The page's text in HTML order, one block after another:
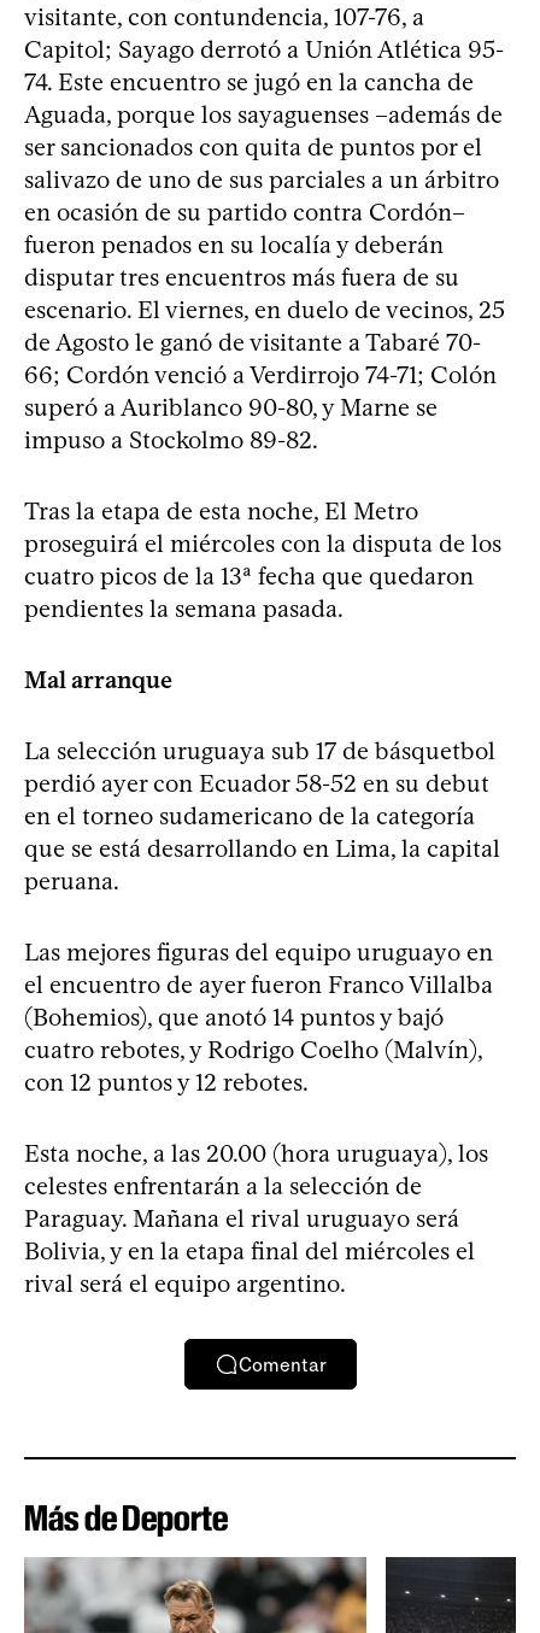
visitante, con contundencia, 107-76, a
Capitol; Sayago derrotó a Unión Atlética 95-
74. Este encuentro se jugó en la cancha de
Aguada, porque los sayaguenses –además de
ser sancionados con quita de puntos por el
salivazo de uno de sus parciales a un árbitro
en ocasión de su partido contra Cordón–
fueron penados en su localía y deberán
disputar tres encuentros más fuera de su
escenario. El viernes, en duelo de vecinos, 25
de Agosto le ganó de visitante a Tabaré 70-
66; Cordón venció a Verdirrojo 74-71; Colón
superó a Auriblanco 90-80, y Marne se
impuso a Stockolmo 89-82.
Tras la etapa de esta noche, El Metro
proseguirá el miércoles con la disputa de los
cuatro picos de la 13ª fecha que quedaron
pendientes la semana pasada.
Mal arranque
La selección uruguaya sub 17 de básquetbol
perdió ayer con Ecuador 58-52 en su debut
en el torneo sudamericano de la categoría
que se está desarrollando en Lima, la capital
peruana.
Las mejores figuras del equipo uruguayo en
el encuentro de ayer fueron Franco Villalba
(Bohemios), que anotó 14 puntos y bajó
cuatro rebotes, y Rodrigo Coelho (Malvín),
con 12 puntos y 12 rebotes.
Esta noche, a las 20.00 (hora uruguaya), los
celestes enfrentarán a la selección de
Paraguay. Mañana el rival uruguayo será
Bolivia, y en la etapa final del miércoles el
rival será el equipo argentino.
Comentar
Más de Deporte